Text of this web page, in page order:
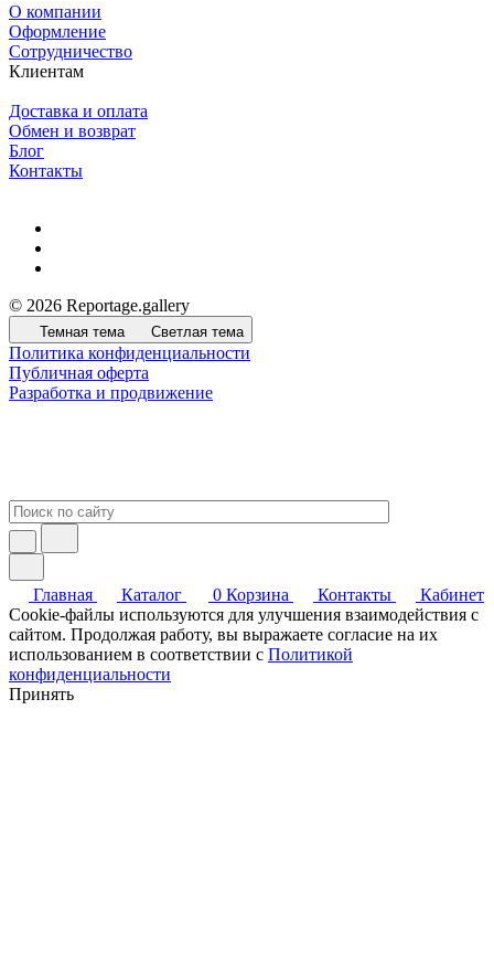
О компании
Оформление
Сотрудничество
Клиентам
Доставка и оплата
Обмен и возврат
Блог
Контакты
© 2026 Reportage.gallery
Темная тема Светлая тема
Политика конфиденциальности
Публичная оферта
Разработка и продвижение
Главная Каталог 0 Корзина Контакты
Кабинет
Cookie-файлы используются для улучшения взаимодействия с
сайтом. Продолжая работу, вы выражаете согласие на их
использованием в соответствии с Политикой
конфиденциальности
Принять